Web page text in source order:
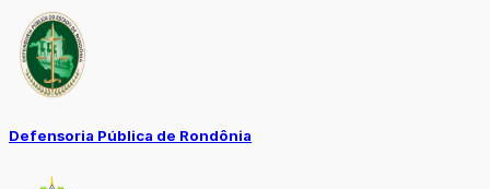
Defensoria Pública de Rondônia